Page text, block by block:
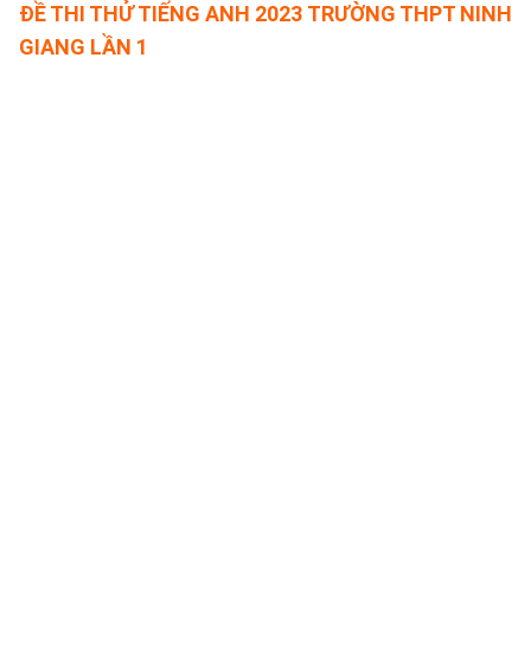
ĐỀ THI THỬ TIẾNG ANH 2023 TRƯỜNG THPT NINH
GIANG LẦN 1